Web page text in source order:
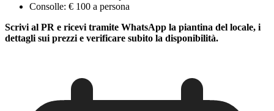
Consolle: € 100 a persona
Scrivi al PR e ricevi tramite WhatsApp la piantina del locale, i
dettagli sui prezzi e verificare subito la disponibilità.